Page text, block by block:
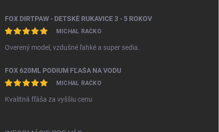
FOX DIRTPAW - DETSKÉ RUKAVICE 3 - 5 ROKOV
MICHAL RAČKO
Overený model, vzdušné ľahké a super sedia.
FOX 620ML PODIUM FĽAŠA NA VODU
MICHAL RAČKO
Kvalitná fľáša za vyššiu cenu